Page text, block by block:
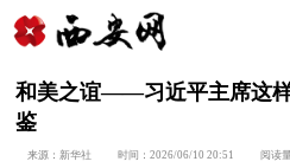
和美之谊——习近平主席这
鉴
来源：新华社 时间：2026/06/10 20:51 阅读